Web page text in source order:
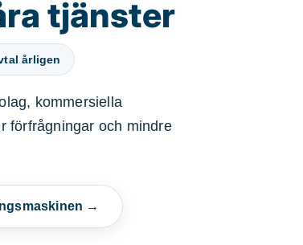
tjänster
årligen
kommersiella
förfrågningar och mindre
→